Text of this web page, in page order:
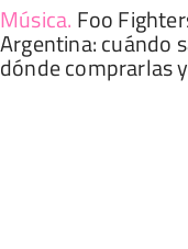
Música. Foo
Argentina: cuándo
dónde comprarlas